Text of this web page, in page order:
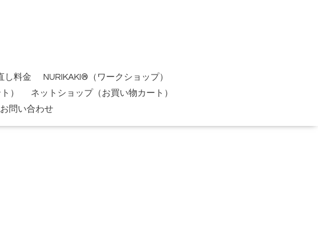
し料金
NURIKAKI®（ワークショップ）
）
ネットショップ（お買い物カート）
お問い合わせ